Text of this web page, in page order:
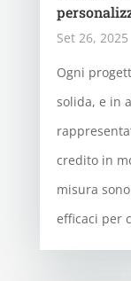
Set 26, 2025
Ogni
solida, e in
credito in
misura
efficaci per